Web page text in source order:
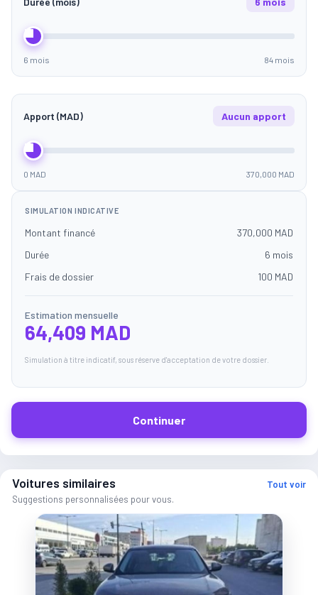
6 mois 84 mois
Apport (MAD) Aucun apport
0 MAD 370,000 MAD
SIMULATION INDICATIVE
Montant financé
370,000 MAD
Durée
6 mois
Frais de dossier
100 MAD
Estimation mensuelle
64,409 MAD
Simulation à titre indicatif, sous réserve d'acceptation de votre dossier.
Continuer
Voitures similaires
Suggestions personnalisées pour vous.
Tout voir